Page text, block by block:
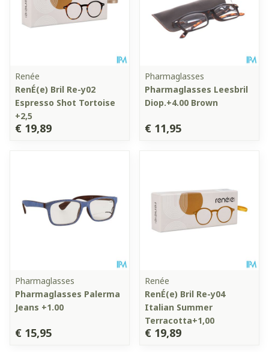
Renée
RenÉ(e) Bril Re-y02
Espresso Shot Tortoise
+2,5
€ 19,89
Pharmaglasses
Pharmaglasses Leesbril
Diop.+4.00 Brown
€ 11,95
Pharmaglasses
Pharmaglasses Palerma
Jeans +1.00
€ 15,95
Renée
RenÉ(e) Bril Re-y04
Italian Summer
Terracotta+1,00
€ 19,89